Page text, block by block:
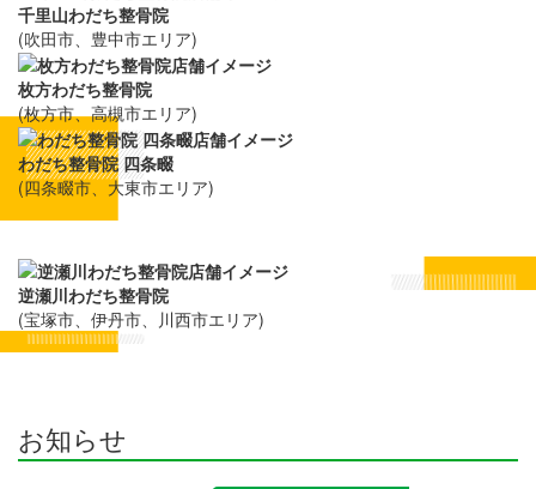
千里山わだち整骨院
(吹田市、豊中市エリア)
枚方わだち整骨院
(枚方市、高槻市エリア)
わだち整骨院 四条畷
(四条畷市、大東市エリア)
逆瀬川わだち整骨院
(宝塚市、伊丹市、川西市エリア)
お知らせ